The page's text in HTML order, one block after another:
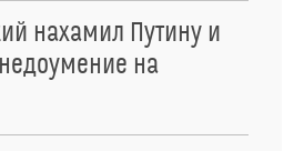
нахамил Путину и
на